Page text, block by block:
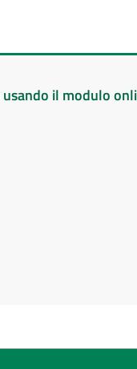
usando il modulo